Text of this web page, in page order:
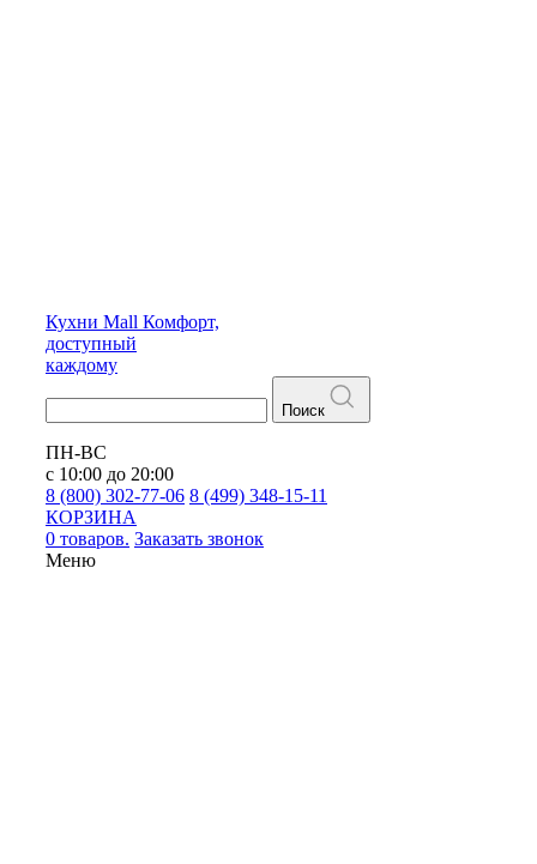
Кухни Mall Комфорт,
доступный
каждому
Поиск
ПН-ВС
с 10:00 до 20:00
8 (800) 302-77-06 8 (499) 348-15-11
КОРЗИНА
0 товаров. Заказать звонок
Меню